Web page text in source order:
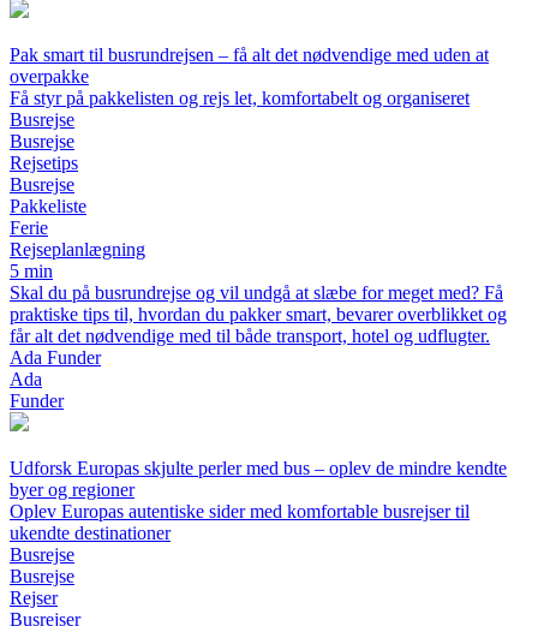
Pak smart til busrundrejsen – få alt det nødvendige med uden at
overpakke
Få styr på pakkelisten og rejs let, komfortabelt og organiseret
Busrejse
Busrejse
Rejsetips
Busrejse
Pakkeliste
Ferie
Rejseplanlægning
5 min
Skal du på busrundrejse og vil undgå at slæbe for meget med? Få
praktiske tips til, hvordan du pakker smart, bevarer overblikket og
får alt det nødvendige med til både transport, hotel og udflugter.
Ada Funder
Ada
Funder
Udforsk Europas skjulte perler med bus – oplev de mindre kendte
byer og regioner
Oplev Europas autentiske sider med komfortable busrejser til
ukendte destinationer
Busrejse
Busrejse
Rejser
Busrejser